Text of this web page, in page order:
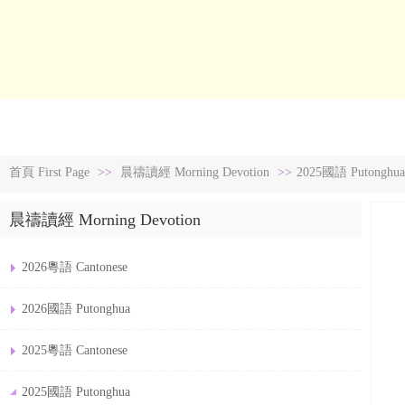
首頁 First Page >> 晨禱讀經 Morning Devotion >> 2025國語 Putonghua
晨禱讀經 Morning Devotion
2026粵語 Cantonese
2026國語 Putonghua
2025粵語 Cantonese
2025國語 Putonghua